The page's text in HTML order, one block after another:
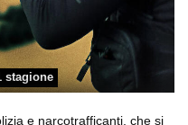
stagione
e narcotrafficanti, che si